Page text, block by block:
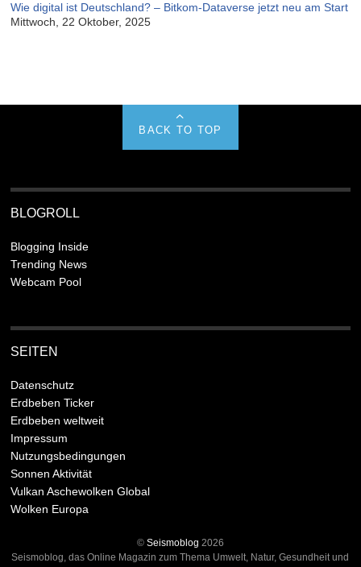
Wie digital ist Deutschland? – Bitkom-Dataverse jetzt neu am Start
Mittwoch, 22 Oktober, 2025
BACK TO TOP
BLOGROLL
Blogging Inside
Trending News
Webcam Pool
SEITEN
Datenschutz
Erdbeben Ticker
Erdbeben weltweit
Impressum
Nutzungsbedingungen
Sonnen Aktivität
Vulkan Aschewolken Global
Wolken Europa
© Seismoblog 2026
Seismoblog, das Online Magazin zum Thema Umwelt, Natur, Gesundheit und